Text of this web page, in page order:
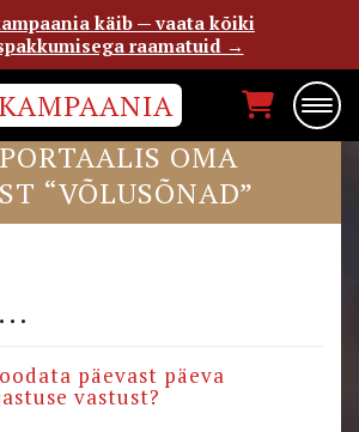
POSTIMEHE
OMA
“VÕLUSÕNAD”
päevast päeva
vastust?
käib — vaata kõiki
raamatuid →